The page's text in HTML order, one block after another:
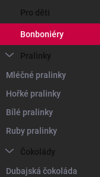
Pro děti
Bonboniéry
Pralinky
Mléčné pralinky
Hořké pralinky
Bílé pralinky
Ruby pralinky
Čokolády
Dubajská čokoláda